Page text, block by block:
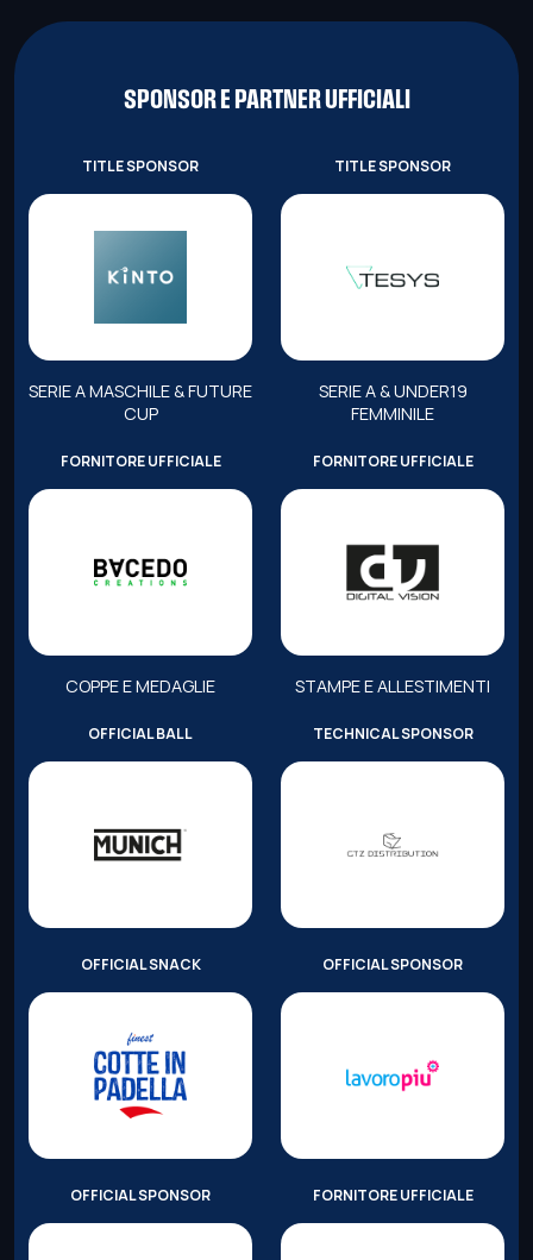
SPONSOR E PARTNER UFFICIALI
TITLE SPONSOR
SERIE A MASCHILE & FUTURE
CUP
TITLE SPONSOR
SERIE A & UNDER19
FEMMINILE
FORNITORE UFFICIALE
COPPE E MEDAGLIE
FORNITORE UFFICIALE
STAMPE E ALLESTIMENTI
OFFICIAL BALL TECHNICAL SPONSOR
OFFICIAL SNACK OFFICIAL SPONSOR
OFFICIAL SPONSOR FORNITORE UFFICIALE